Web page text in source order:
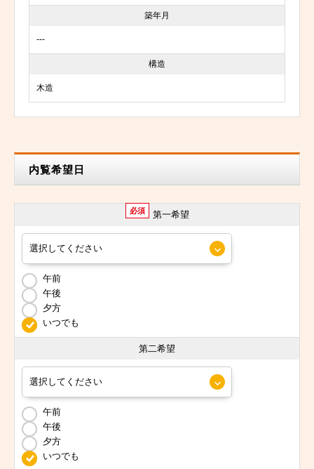
築年月
---
構造
木造
内覧希望日
必須 第一希望
午前
午後
夕方
いつでも
第二希望
午前
午後
夕方
いつでも